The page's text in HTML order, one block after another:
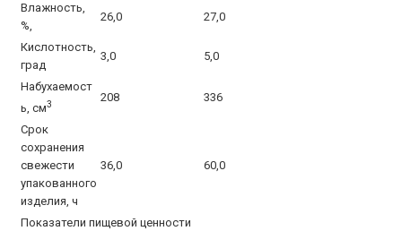
Влажность,
%,
26,0 27,0
Кислотность,
град
3,0 5,0
Набухаемост
ь, см3
208 336
Срок
сохранения
свежести
упакованного
изделия, ч
36,0 60,0
Показатели пищевой ценности